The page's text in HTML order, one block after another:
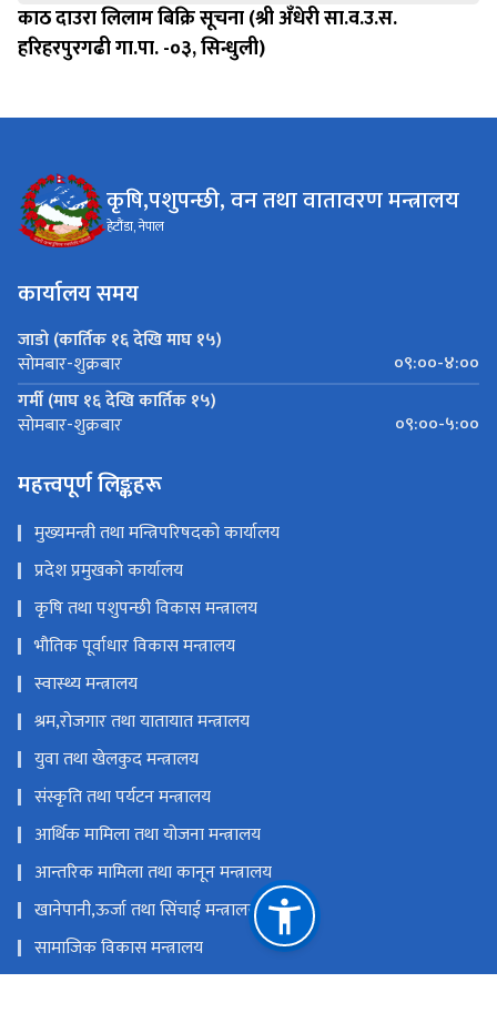
काठ दाउरा लिलाम बिक्रि सूचना (श्री अँधेरी सा.व.उ.स.
हरिहरपुरगढी गा.पा. -०३, सिन्धुली)
कृषि,पशुपन्छी, वन तथा वातावरण मन्त्रालय
हेटौंडा, नेपाल
कार्यालय समय
जाडो (कार्तिक १६ देखि माघ १५)
सोमबार-शुक्रबार
०९:००-४:००
गर्मी (माघ १६ देखि कार्तिक १५)
सोमबार-शुक्रबार ०९:००-५:००
महत्त्वपूर्ण लिङ्कहरू
मुख्यमन्त्री तथा मन्त्रिपरिषदको कार्यालय
प्रदेश प्रमुखको कार्यालय
कृषि तथा पशुपन्छी विकास मन्त्रालय
भौतिक पूर्वाधार विकास मन्त्रालय
स्वास्थ्य मन्त्रालय
श्रम,रोजगार तथा यातायात मन्त्रालय
युवा तथा खेलकुद मन्त्रालय
संस्कृति तथा पर्यटन मन्त्रालय
आर्थिक मामिला तथा योजना मन्त्रालय
आन्तरिक मामिला तथा कानून मन्त्रालय
खानेपानी,ऊर्जा तथा सिंचाई मन्त्रालय
सामाजिक विकास मन्त्रालय